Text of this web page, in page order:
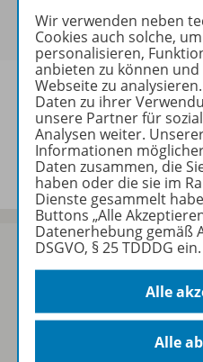
Informationen
Wir verwenden neben
Cookies auch solche,
personalisieren,
anbieten zu können
Webseite zu
Daten zu ihrer
unsere Partner für
Analysen weiter.
Informationen
Daten zusammen, die
haben oder die sie im
Dienste gesammelt
Buttons „Alle
Datenerhebung gemäß
DSGVO, § 25 TDDDG ein.
Alle
Alle